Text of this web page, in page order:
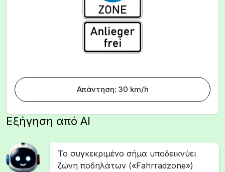
Απάντηση: 30 km/h
Εξήγηση από AI
Το συγκεκριμένο σήμα υποδεικνύει
ζώνη ποδηλάτων («Fahrradzone»)